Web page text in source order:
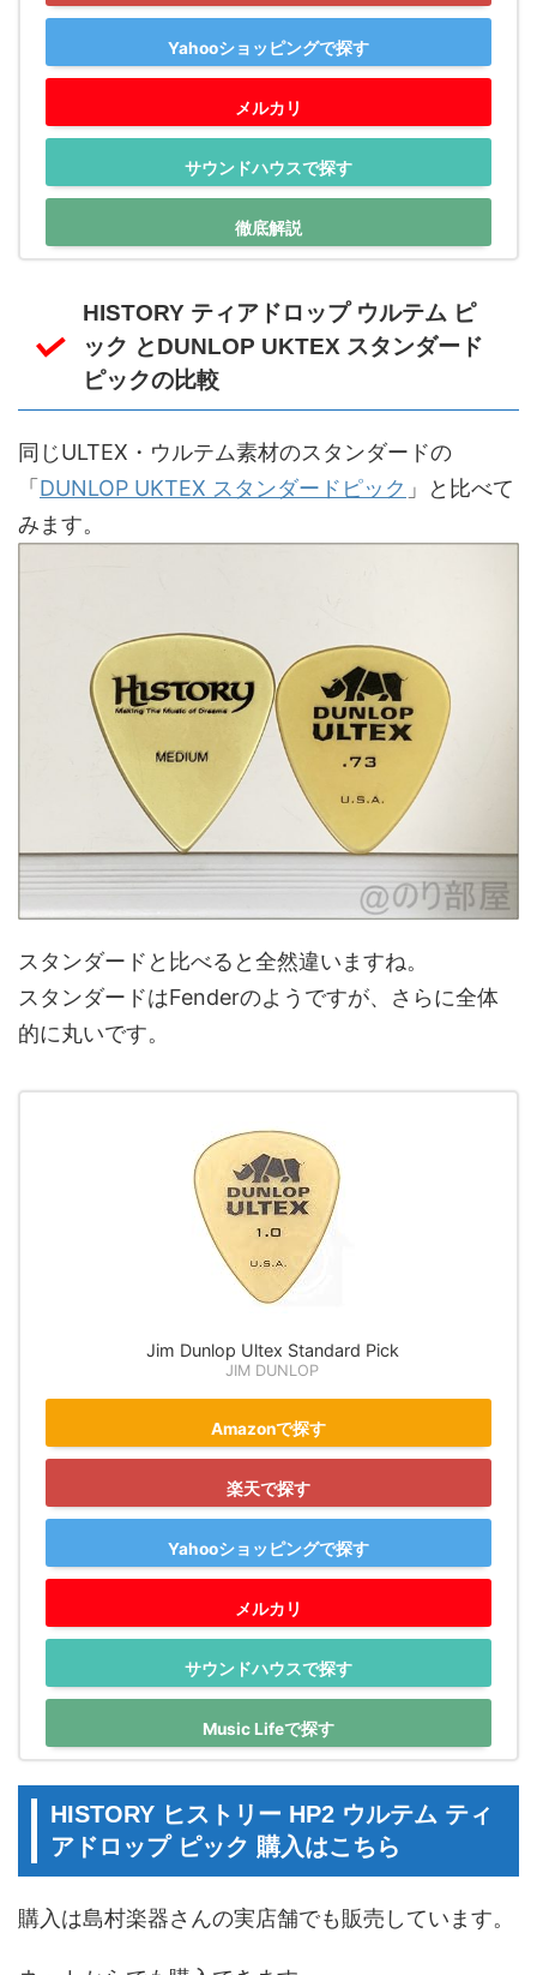
Yahooショッピングで探す
メルカリ
サウンドハウスで探す
徹底解説
HISTORY ティアドロップ ウルテム ピ
ック とDUNLOP UKTEX スタンダード
ピックの比較
同じULTEX・ウルテム素材のスタンダードの
「 DUNLOP UKTEX スタンダードピック 」と比べて
みます。
スタンダードと比べると全然違いますね。
スタンダードはFenderのようですが、さらに全体
的に丸いです。
Jim Dunlop Ultex Standard Pick
JIM DUNLOP
Amazonで探す
楽天で探す
Yahooショッピングで探す
メルカリ
サウンドハウスで探す
Music Lifeで探す
HISTORY ヒストリー HP2 ウルテム ティ
アドロップ ピック 購入はこちら
購入は島村楽器さんの実店舗でも販売しています。